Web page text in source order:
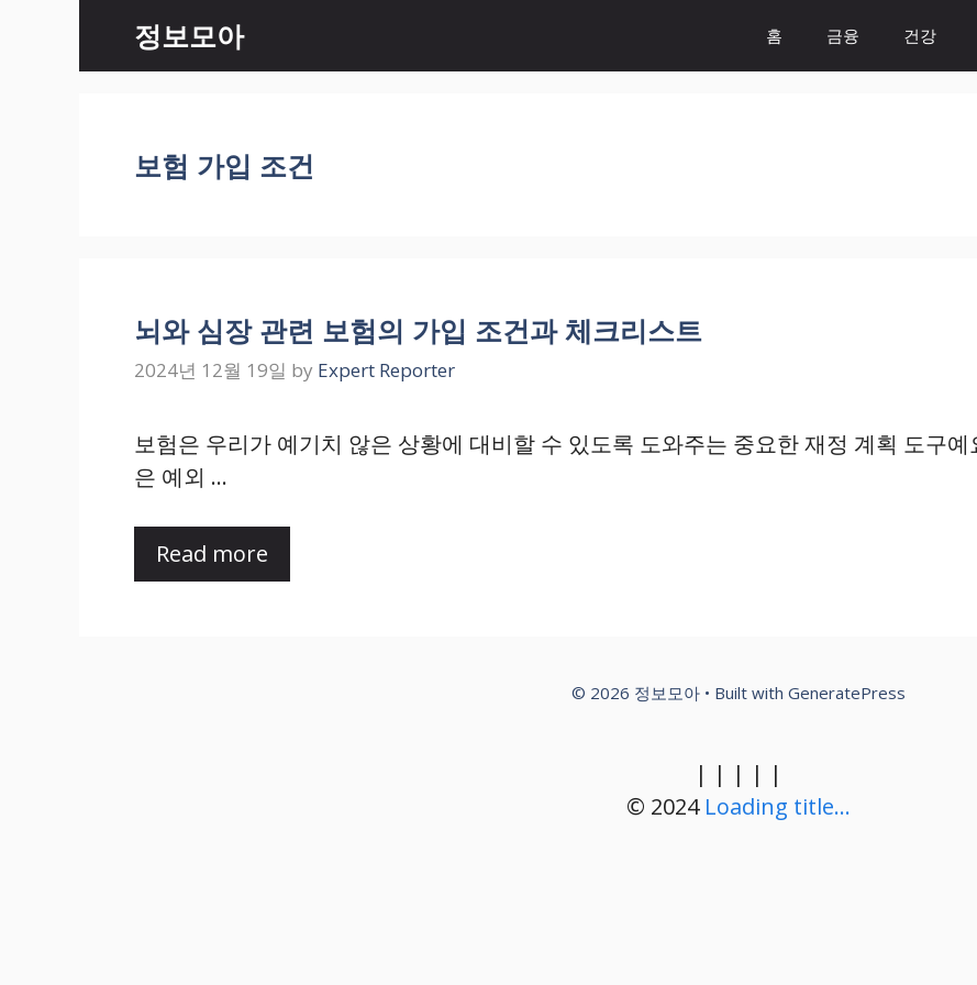
content
정보모아 홈 금융 건강
보험 가입 조건
뇌와 심장 관련 보험의 가입 조건과 체크리스트
2024년 12월 19일 by Expert Reporter
보험은 우리가 예기치 않은 상황에 대비할 수 있도록 도와주는 중요한 재정 계획 도구
은 예외 …
Read more
© 2026 정보모아 • Built with GeneratePress
| | | | |
© 2024 Loading title...